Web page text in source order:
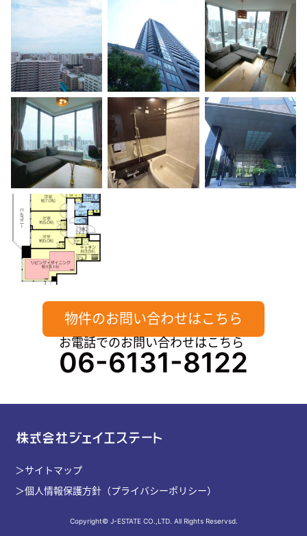
物件のお問い合わせはこちら
お電話でのお問い合わせはこちら
06-6131-8122
サイトマップ
個人情報保護方針（プライバシーポリシー）
Copyright© J-ESTATE CO.,LTD. All Rights Reservsd.